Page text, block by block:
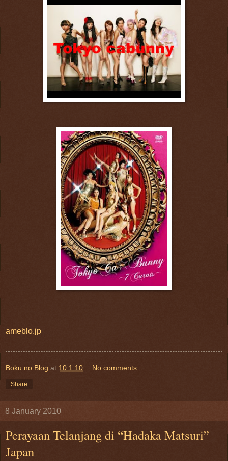
ameblo.jp
Boku no Blog at 10.1.10 No comments:
Share
8 January 2010
Perayaan Telanjang di “Hadaka Matsuri”
Japan